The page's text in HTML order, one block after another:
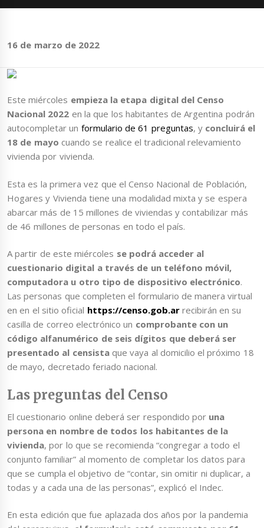
16 de marzo de 2022
Este miércoles empieza la etapa digital del Censo
Nacional 2022 en la que los habitantes de Argentina podrán
autocompletar un formulario de 61 preguntas, y concluirá el
18 de mayo cuando se realice el tradicional relevamiento
vivienda por vivienda.
Esta es la primera vez que el Censo Nacional de Población,
Hogares y Vivienda tiene una modalidad mixta y se espera
abarcar más de 15 millones de viviendas y contabilizar más
de 46 millones de personas en todo el país.
A partir de este miércoles se podrá acceder al
cuestionario digital a través de un teléfono móvil,
computadora u otro tipo de dispositivo electrónico.
Las personas que completen el formulario de manera virtual
en en el sitio oficial https://censo.gob.arrecibirán en su
casilla de correo electrónico un comprobante con un
código alfanumérico de seis dígitos que deberá ser
presentado al censistaque vaya al domicilio el próximo 18
de mayo, decretado feriado nacional.
Las preguntas del Censo
El cuestionario online deberá ser respondido por una
persona en nombre de todos los habitantes de la
vivienda, por lo que se recomienda “congregar a todo el
conjunto familiar” al momento de completar los datos para
que se cumpla el objetivo de “contar, sin omitir ni duplicar, a
todas y a cada una de las personas”, explicó el Indec.
En esta edición que fue aplazada dos años por la pandemia